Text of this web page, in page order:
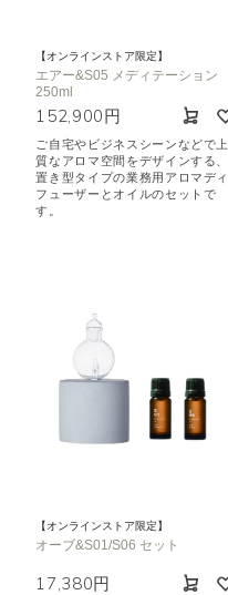
【オンラインストア限定】
エアー&S05 メディテーション
250ml
152,900円
ご自宅やビジネスシーンなどで上
質なアロマ空間をデザインする、
置き型タイプの業務用アロマディ
フューザーとオイルのセットで
す。
【オンラインストア限定】
オーブ&S01/S06 セット
17,380円